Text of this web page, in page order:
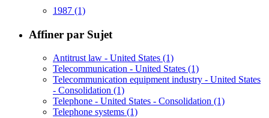
1987 (1)
Affiner par Sujet
Antitrust law - United States (1)
Telecommunication - United States (1)
Telecommunication equipment industry - United States
- Consolidation (1)
Telephone - United States - Consolidation (1)
Telephone systems (1)